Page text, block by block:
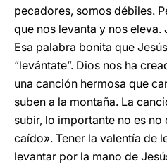
pecadores, somos débiles.
que nos levanta y nos eleva.
Esa palabra bonita que
“levántate”. Dios nos ha
una canción hermosa que
suben a la montaña. La
subir, lo importante no es
caído». Tener la valentía de
levantar por la mano de